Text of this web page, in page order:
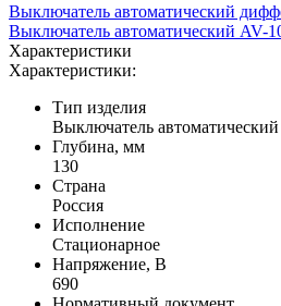
Выключатель автоматический
Выключатель автоматический AV-
Характеристики
Характеристики:
Тип изделия
Выключатель
Глубина, мм
130
Страна
Россия
Исполнение
Стационарное
Напряжение, В
690